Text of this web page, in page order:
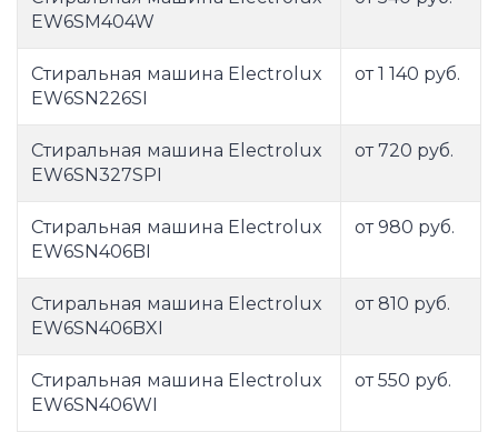
EW6SM404W
Стиральная машина Electrolux
EW6SN226SI
от 1 140 руб.
Стиральная машина Electrolux
EW6SN327SPI
от 720 руб.
Стиральная машина Electrolux
EW6SN406BI
от 980 руб.
Стиральная машина Electrolux
EW6SN406BXI
от 810 руб.
Стиральная машина Electrolux
EW6SN406WI
от 550 руб.